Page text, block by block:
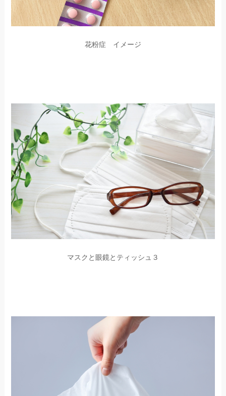
花粉症 イメージ
マスクと眼鏡とティッシュ３